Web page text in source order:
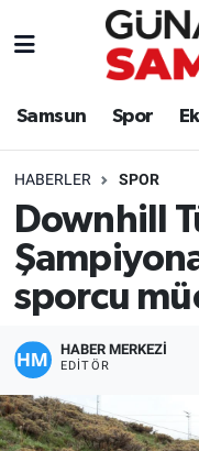
Samsun Spor
HABERLER SPOR
Downhill
sporcu
HABER MERKEZİ
EDITÖR
Samsun
Politika
Turizm
Sağlık
Eğitim
Nöbetçi
Süper Lig Puan
Tüm Manşetler
Son Dakika
Haber Arşivi